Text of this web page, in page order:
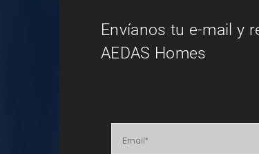
Envíanos tu e-mail y
AEDAS Homes